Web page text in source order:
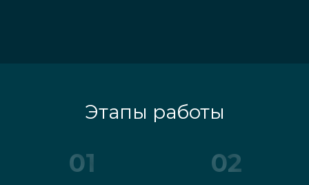
Этапы работы
01 02